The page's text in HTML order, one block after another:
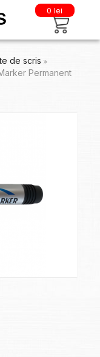
0 lei
de scris
Permanent